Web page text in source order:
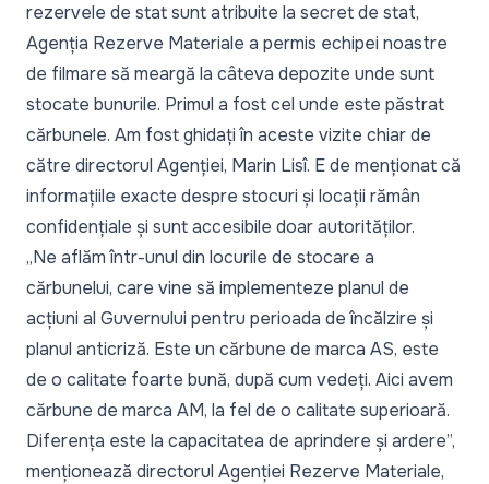
rezervele de stat sunt atribuite la secret de stat,
Agenția Rezerve Materiale a permis echipei noastre
de filmare să meargă la câteva depozite unde sunt
stocate bunurile. Primul a fost cel unde este păstrat
cărbunele. Am fost ghidați în aceste vizite chiar de
către directorul Agenției, Marin Lisî. E de menționat că
informațiile exacte despre stocuri și locații rămân
confidențiale și sunt accesibile doar autorităților.
„Ne aflăm într-unul din locurile de stocare a
cărbunelui, care vine să implementeze planul de
acțiuni al Guvernului pentru perioada de încălzire și
planul anticriză. Este un cărbune de marca AS, este
de o calitate foarte bună, după cum vedeți. Aici avem
cărbune de marca AM, la fel de o calitate superioară.
Diferența este la capacitatea de aprindere și ardere”,
menționează directorul Agenției Rezerve Materiale,